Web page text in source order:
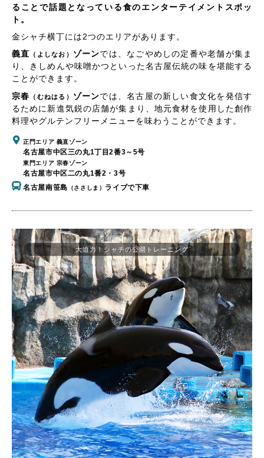
ることで話題となっている食のエンターテイメントスポッ
ト。
金シャチ横丁には2つのエリアがあります。
義直
（よしなお） ゾーンでは、なごやめしの定番や老舗が集ま
り、きしめんや味噌かつといった名古屋伝統の味を堪能する
ことができます。
宗春
（むねはる） ゾーンでは、名古屋の新しい食文化を発信す
るために新進気鋭の店舗が集まり、地元食材を使用した創作
料理やグルテンフリーメニューを味わうことができます。
正門エリア 義直ゾーン
名古屋市中区三の丸1丁目2番3～5号
東門エリア 宗春ゾーン
名古屋市中区二の丸1番2・3号
名古屋南笹島 （ささしま） ライブで下車
大迫力！シャチの公開トレーニング